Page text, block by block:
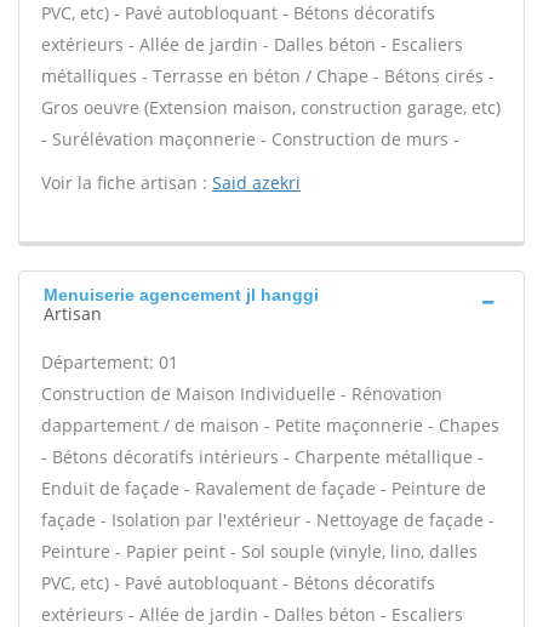
PVC, etc) - Pavé autobloquant - Bétons décoratifs
extérieurs - Allée de jardin - Dalles béton - Escaliers
métalliques - Terrasse en béton / Chape - Bétons cirés -
Gros oeuvre (Extension maison, construction garage, etc)
- Surélévation maçonnerie - Construction de murs -
Voir la fiche artisan : Said azekri
Menuiserie agencement jl hanggi
Artisan
Département: 01
Construction de Maison Individuelle - Rénovation
dappartement / de maison - Petite maçonnerie - Chapes
- Bétons décoratifs intérieurs - Charpente métallique -
Enduit de façade - Ravalement de façade - Peinture de
façade - Isolation par l'extérieur - Nettoyage de façade -
Peinture - Papier peint - Sol souple (vinyle, lino, dalles
PVC, etc) - Pavé autobloquant - Bétons décoratifs
extérieurs - Allée de jardin - Dalles béton - Escaliers